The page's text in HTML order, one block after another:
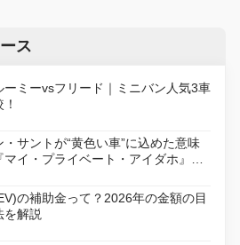
ス
ーミーvsフリード｜ミニバン人気3車
サントが“黄色い車”に込めた意味
マイ・プライベート・アイダホ』が
マスター版で復活
の補助金って？2026年の金額の目
を解説